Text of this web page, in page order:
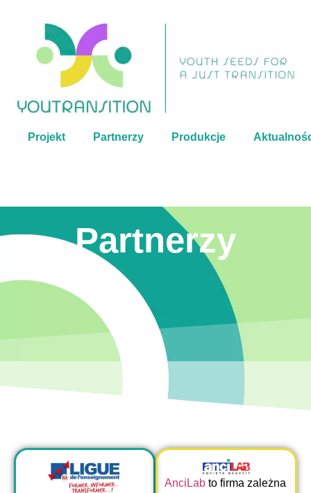
Projekt Partnerzy Produkcje
Partnerzy
AnciLab to firma zależna